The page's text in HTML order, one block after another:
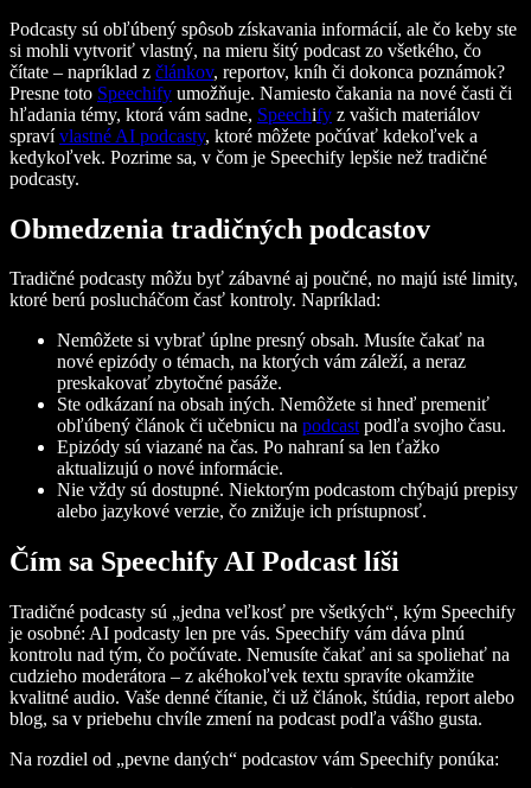
Podcasty sú obľúbený spôsob získavania informácií, ale čo keby ste
si mohli vytvoriť vlastný, na mieru šitý podcast zo všetkého, čo
čítate – napríklad z článkov, reportov, kníh či dokonca poznámok?
Presne toto Speechify umožňuje. Namiesto čakania na nové časti či
hľadania témy, ktorá vám sadne, Speechify z vašich materiálov
spravívlastné AI podcasty, ktoré môžete počúvať kdekoľvek a
kedykoľvek. Pozrime sa, v čom je Speechify lepšie než tradičné
podcasty.
Obmedzenia tradičných podcastov
Tradičné podcasty môžu byť zábavné aj poučné, no majú isté limity,
ktoré berú poslucháčom časť kontroly. Napríklad:
Nemôžete si vybrať úplne presný obsah. Musíte čakať na
nové epizódy o témach, na ktorých vám záleží, a neraz
preskakovať zbytočné pasáže.
Ste odkázaní na obsah iných. Nemôžete si hneď premeniť
obľúbený článok či učebnicu na podcastpodľa svojho času.
Epizódy sú viazané na čas. Po nahraní sa len ťažko
aktualizujú o nové informácie.
Nie vždy sú dostupné. Niektorým podcastom chýbajú prepisy
alebo jazykové verzie, čo znižuje ich prístupnosť.
Čím sa Speechify AI Podcast líši
Tradičné podcasty sú „jedna veľkosť pre všetkých“, kým Speechify
je osobné: AI podcasty len pre vás. Speechify vám dáva plnú
kontrolu nad tým, čo počúvate. Nemusíte čakať ani sa spoliehať na
cudzieho moderátora – z akéhokoľvek textu spravíte okamžite
kvalitné audio. Vaše denné čítanie, či už článok, štúdia, report alebo
blog, sa v priebehu chvíle zmení na podcast podľa vášho gusta.
Na rozdiel od „pevne daných“ podcastov vám Speechify ponúka: